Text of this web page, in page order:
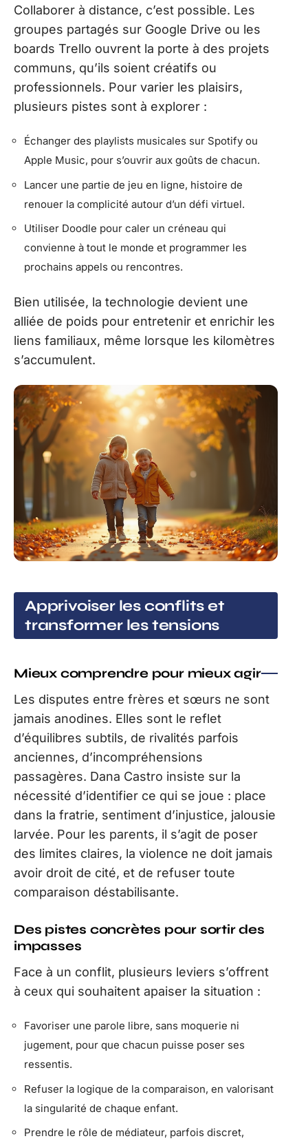
Collaborer à distance, c’est possible. Les
groupes partagés sur Google Drive ou les
boards Trello ouvrent la porte à des projets
communs, qu’ils soient créatifs ou
professionnels. Pour varier les plaisirs,
plusieurs pistes sont à explorer :
Échanger des playlists musicales sur Spotify ou
Apple Music, pour s’ouvrir aux goûts de chacun.
Lancer une partie de jeu en ligne, histoire de
renouer la complicité autour d’un défi virtuel.
Utiliser Doodle pour caler un créneau qui
convienne à tout le monde et programmer les
prochains appels ou rencontres.
Bien utilisée, la technologie devient une
alliée de poids pour entretenir et enrichir les
liens familiaux, même lorsque les kilomètres
s’accumulent.
Apprivoiser les conflits et
transformer les tensions
Mieux comprendre pour mieux agir
Les disputes entre frères et sœurs ne sont
jamais anodines. Elles sont le reflet
d’équilibres subtils, de rivalités parfois
anciennes, d’incompréhensions
passagères. Dana Castro insiste sur la
nécessité d’identifier ce qui se joue : place
dans la fratrie, sentiment d’injustice, jalousie
larvée. Pour les parents, il s’agit de poser
des limites claires, la violence ne doit jamais
avoir droit de cité, et de refuser toute
comparaison déstabilisante.
Des pistes concrètes pour sortir des
impasses
Face à un conflit, plusieurs leviers s’offrent
à ceux qui souhaitent apaiser la situation :
Favoriser une parole libre, sans moquerie ni
jugement, pour que chacun puisse poser ses
ressentis.
Refuser la logique de la comparaison, en valorisant
la singularité de chaque enfant.
Prendre le rôle de médiateur, parfois discret,